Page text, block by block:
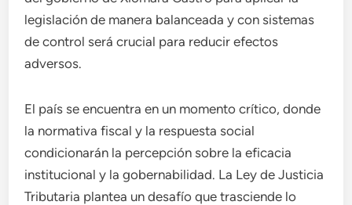
legislación de manera balanceada y con sistemas
de control será crucial para reducir efectos
adversos.
El país se encuentra en un momento crítico, donde
la normativa fiscal y la respuesta social
condicionarán la percepción sobre la eficacia
institucional y la gobernabilidad. La Ley de Justicia
Tributaria plantea un desafío que trasciende lo